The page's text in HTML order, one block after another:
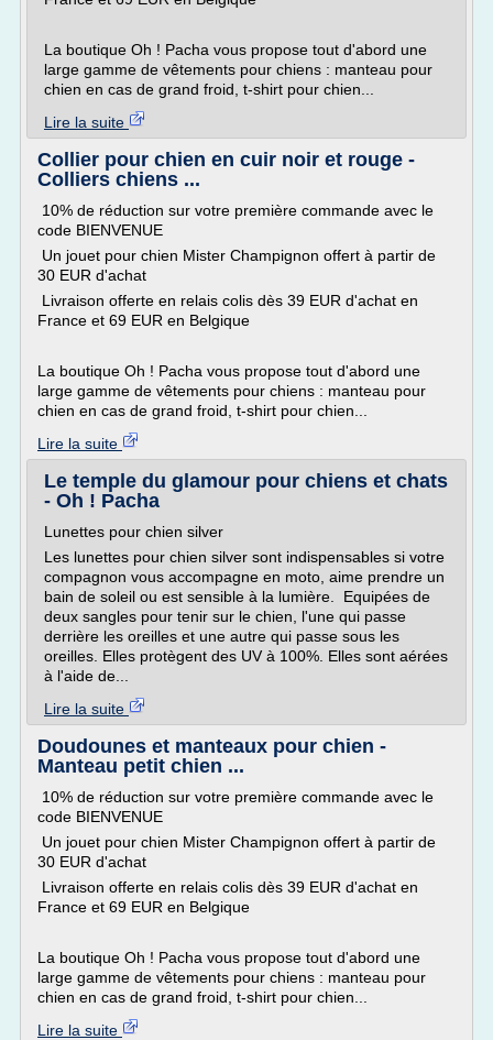
La boutique Oh ! Pacha vous propose tout d'abord une
large gamme de vêtements pour chiens : manteau pour
chien en cas de grand froid, t-shirt pour chien...
Lire la suite
Collier pour chien en cuir noir et rouge -
Colliers chiens ...
10% de réduction sur votre première commande avec le
code BIENVENUE
Un jouet pour chien Mister Champignon offert à partir de
30 EUR d'achat
Livraison offerte en relais colis dès 39 EUR d'achat en
France et 69 EUR en Belgique
La boutique Oh ! Pacha vous propose tout d'abord une
large gamme de vêtements pour chiens : manteau pour
chien en cas de grand froid, t-shirt pour chien...
Lire la suite
Le temple du glamour pour chiens et chats
- Oh ! Pacha
Lunettes pour chien silver
Les lunettes pour chien silver sont indispensables si votre
compagnon vous accompagne en moto, aime prendre un
bain de soleil ou est sensible à la lumière. Equipées de
deux sangles pour tenir sur le chien, l'une qui passe
derrière les oreilles et une autre qui passe sous les
oreilles. Elles protègent des UV à 100%. Elles sont aérées
à l'aide de...
Lire la suite
Doudounes et manteaux pour chien -
Manteau petit chien ...
10% de réduction sur votre première commande avec le
code BIENVENUE
Un jouet pour chien Mister Champignon offert à partir de
30 EUR d'achat
Livraison offerte en relais colis dès 39 EUR d'achat en
France et 69 EUR en Belgique
La boutique Oh ! Pacha vous propose tout d'abord une
large gamme de vêtements pour chiens : manteau pour
chien en cas de grand froid, t-shirt pour chien...
Lire la suite